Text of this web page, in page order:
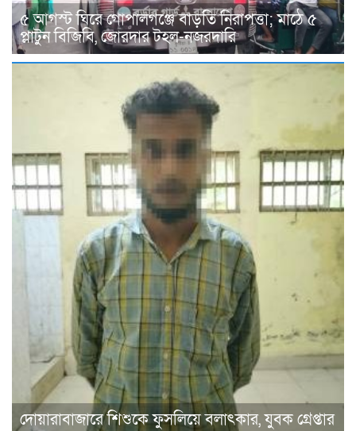
৫ আগস্ট ঘিরে গোপালগঞ্জে বাড়তি নিরাপত্তা; মাঠে ৫
প্লাটুন বিজিবি, জোরদার টহল-নজরদারি
দোয়ারাবাজারে শিশুকে ফুসলিয়ে বলাৎকার, যুবক গ্রেপ্তার